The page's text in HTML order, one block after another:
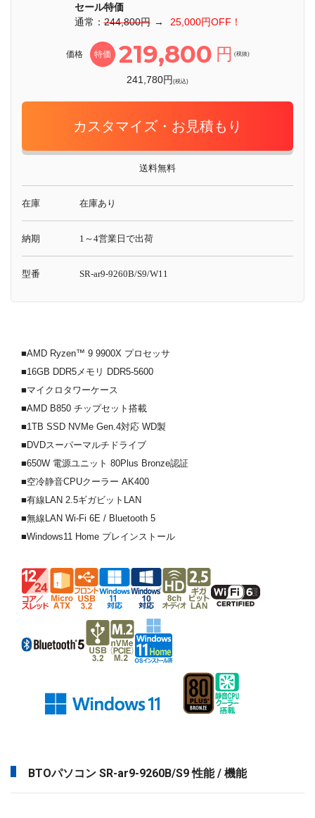
セール特価
通常：244,800円 → 25,000円OFF！
価格 特価 219,800 円 (税抜)
241,780円(税込)
カスタマイズ・お見積もり
送料無料
在庫 在庫あり
納期 1～4営業日で出荷
型番 SR-ar9-9260B/S9/W11
■AMD Ryzen™ 9 9900X プロセッサ
■16GB DDR5メモリ DDR5-5600
■マイクロタワーケース
■AMD B850 チップセット搭載
■1TB SSD NVMe Gen.4対応 WD製
■DVDスーパーマルチドライブ
■650W 電源ユニット 80Plus Bronze認証
■空冷静音CPUクーラー AK400
■有線LAN 2.5ギガビットLAN
■無線LAN Wi-Fi 6E / Bluetooth 5
■Windows11 Home プレインストール
BTOパソコン SR-ar9-9260B/S9 性能 / 機能